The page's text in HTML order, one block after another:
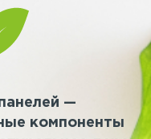
—
компоненты